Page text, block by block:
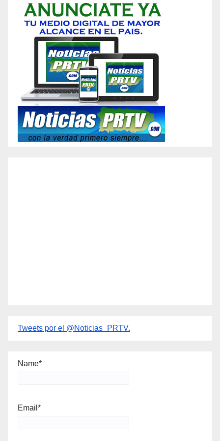
Tweets por el @Noticias_PRTV.
Name*
Email*